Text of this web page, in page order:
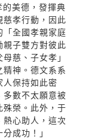
美德，發揮典
慈孝行動，因此
全國孝親家庭
子雙方對彼此
慈、子女孝」
神。德文系系
人保持如此密
數不太願意被
榮。此外，于
心助人，這次
成功！」